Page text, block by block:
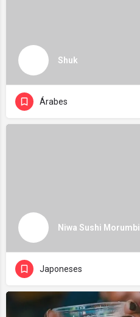
Shuk
Árabes
Niwa Sushi Morumbi
Japoneses